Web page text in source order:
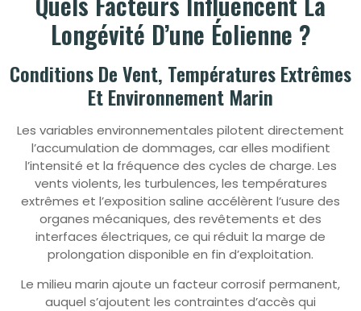
Longévité D’une Éolienne ?
Conditions De Vent, Températures Extrêmes
Et Environnement Marin
Les variables environnementales pilotent directement
l’accumulation de dommages, car elles modifient
l’intensité et la fréquence des cycles de charge. Les
vents violents, les turbulences, les températures
extrêmes et l’exposition saline accélèrent l’usure des
organes mécaniques, des revêtements et des
interfaces électriques, ce qui réduit la marge de
prolongation disponible en fin d’exploitation.
Le milieu marin ajoute un facteur corrosif permanent,
auquel s’ajoutent les contraintes d’accès qui